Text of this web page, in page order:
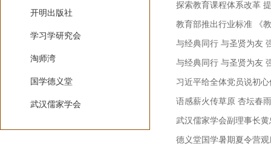
开明出版社
学习学研究会
淘师湾
国学德义堂
武汉儒家学会
探索教育课程体系改革
教育部推出行业标准 《
与经典同行 与圣贤为友
与经典同行 与圣贤为友
习近平给全体党员说初心
语感薪火传草原 杏坛春
武汉儒家学会副理事长
德义堂国学暑期夏令营